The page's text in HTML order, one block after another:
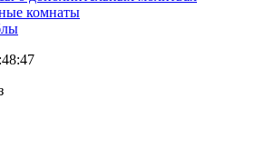
комнаты